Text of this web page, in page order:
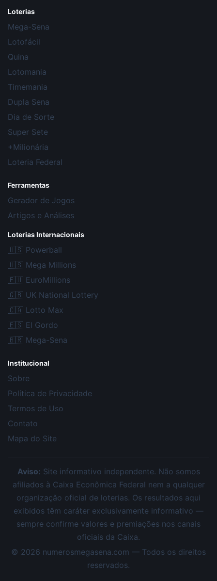
Loterias
Mega-Sena
Lotofácil
Quina
Lotomania
Timemania
Dupla Sena
Dia de Sorte
Super Sete
+Milionária
Loteria Federal
Ferramentas
Gerador de Jogos
Artigos e Análises
Loterias Internacionais
🇺🇸 Powerball
🇺🇸 Mega Millions
🇪🇺 EuroMillions
🇬🇧 UK National Lottery
🇨🇦 Lotto Max
🇪🇸 El Gordo
🇧🇷 Mega-Sena
Institucional
Sobre
Política de Privacidade
Termos de Uso
Contato
Mapa do Site
Aviso: Site informativo independente. Não somos
afiliados à Caixa Econômica Federal nem a qualquer
organização oficial de loterias. Os resultados aqui
exibidos têm caráter exclusivamente informativo —
sempre confirme valores e premiações nos canais
oficiais da Caixa.
© 2026 numerosmegasena.com — Todos os direitos
reservados.